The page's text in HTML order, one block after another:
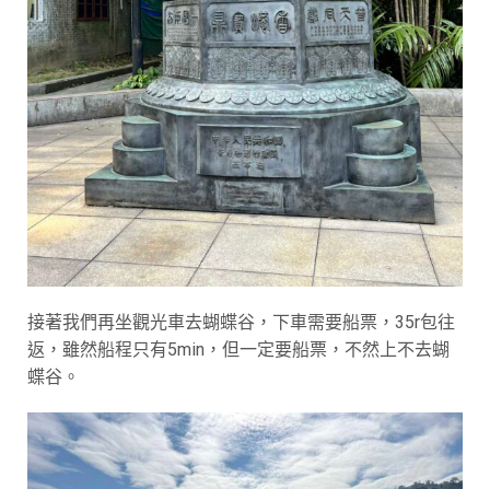
接著我們再坐觀光車去蝴蝶谷，下車需要船票，35r包往
返，雖然船程只有5min，但一定要船票，不然上不去蝴
蝶谷。